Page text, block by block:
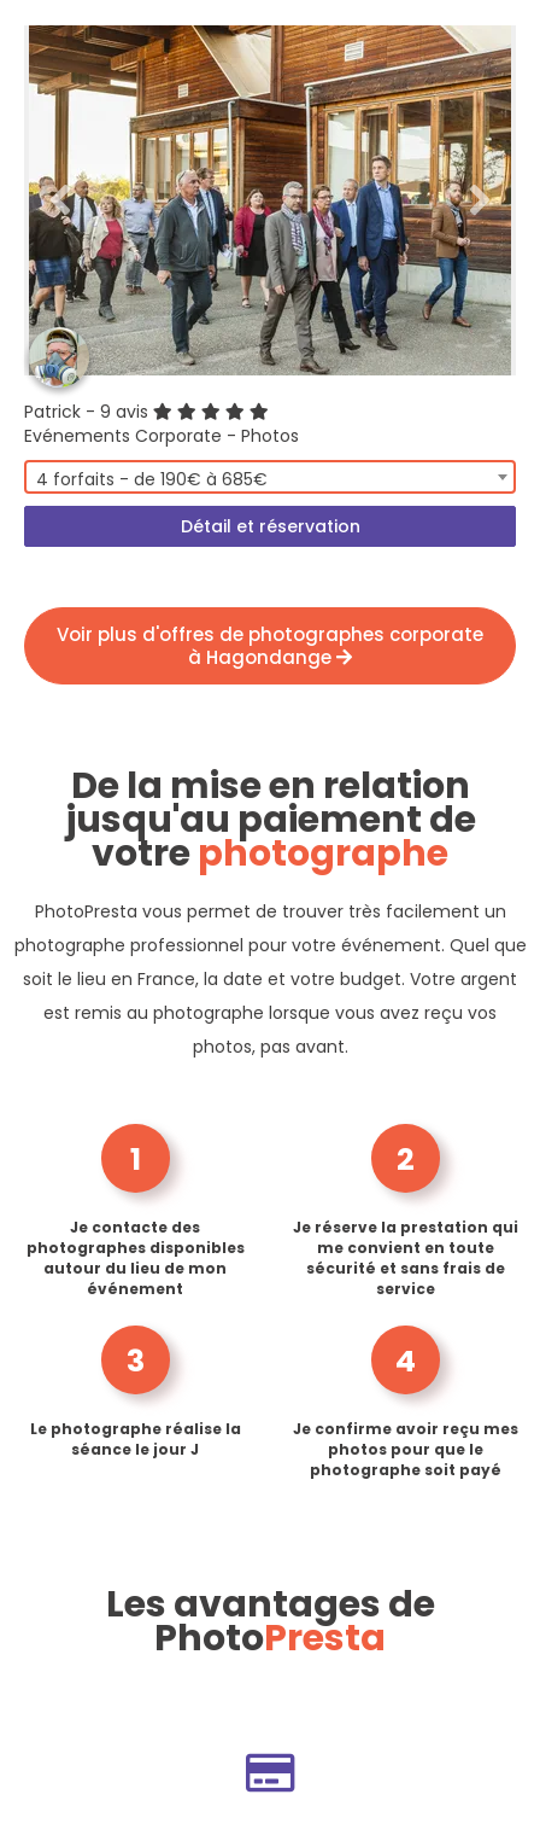
Patrick - 9 avis
Evénements Corporate - Photos
4 forfaits - de 190€ à 685€
Détail et réservation
Voir plus d'offres de photographes corporate
à Hagondange
De la mise en relation
jusqu'au paiement de
votrephotographe
PhotoPresta vous permet de trouver très facilement un
photographe professionnel pour votre événement. Quel que
soit le lieu en France, la date et votre budget. Votre argent
est remis au photographe lorsque vous avez reçu vos
photos, pas avant.
1
Je contacte des
photographes disponibles
autour du lieu de mon
événement
2
Je réserve la prestation qui
me convient en toute
sécurité et sans frais de
service
3
Le photographe réalise la
séance le jour J
4
Je confirme avoir reçu mes
photos pour que le
photographe soit payé
Les avantages de
PhotoPresta